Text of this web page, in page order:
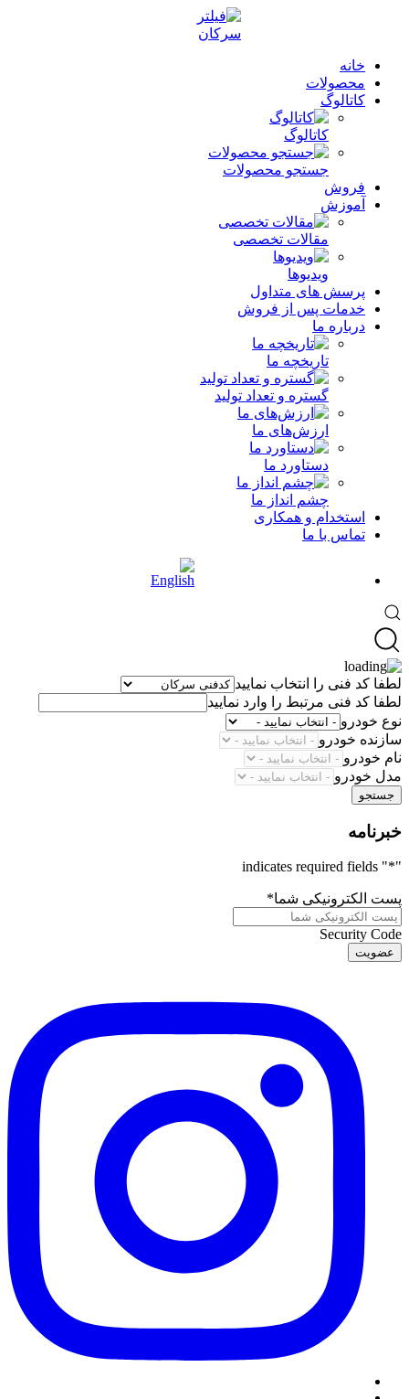
خانه
محصولات
کاتالوگ
کاتالوگ
جستجو محصولات
فروش
آموزش
مقالات تخصصی
ویدیوها
پرسش های متداول
خدمات پس از فروش
درباره ما
تاریخچه ما
گستره و تعداد تولید
ارزش‌های ما
دستاورد ما
چشم انداز ما
استخدام و همکاری
تماس با ما
لطفا کد فنی را انتخاب نمایید
لطفا کد فنی مرتبط را وارد نمایید
نوع خودرو
سازنده خودرو
نام خودرو
مدل خودرو
جستجو
خبرنامه
"
*
" indicates required fields
پست الکترونیکی شما*
Security Code